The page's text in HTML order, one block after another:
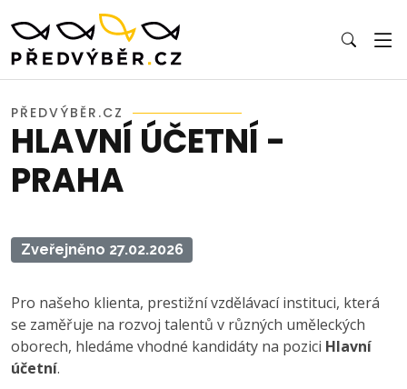
PŘEDVÝBĚR.CZ
HLAVNÍ ÚČETNÍ -
PRAHA
Zveřejněno 27.02.2026
Pro našeho klienta, prestižní vzdělávací instituci, která
se zaměřuje na rozvoj talentů v různých uměleckých
oborech, hledáme vhodné kandidáty na pozici Hlavní
účetní.